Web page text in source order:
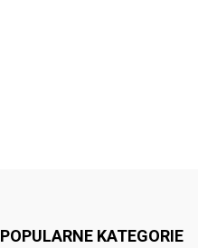
POPULARNE KATEGORIE